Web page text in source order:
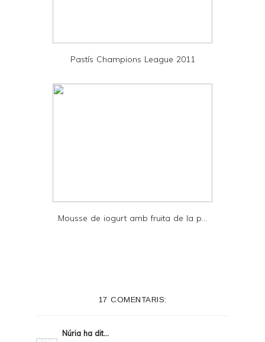
Pastís Champions League 2011
Mousse de iogurt amb fruita de la p...
17 COMENTARIS:
Núria ha dit...